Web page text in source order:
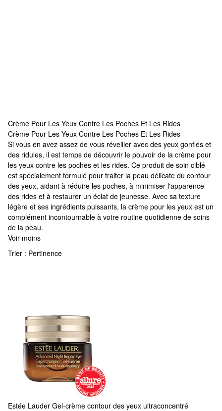
Crème Pour Les Yeux Contre Les Poches Et Les Rides
Crème Pour Les Yeux Contre Les Poches Et Les Rides
Crème Pour Les Yeux Contre Les Poches Et Les Rides
Si vous en avez assez de vous réveiller avec des yeux gonflés et
des ridules, il est temps de découvrir le pouvoir de la crème pour
les yeux contre les poches et les rides. Ce produit de soin ciblé
est spécialement formulé pour traiter la peau délicate du contour
des yeux, aidant à réduire les poches, à minimiser l'apparence
des rides et à restaurer un éclat de jeunesse. Avec sa texture
légère et ses ingrédients puissants, la crème pour les yeux est un
complément incontournable à votre routine quotidienne de soins
de la peau.
Voir moins
Trier : Pertinence
Estée Lauder Gel-crème contour des yeux ultraconcentré